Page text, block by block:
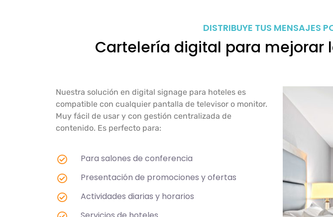
DISTRIBUYE TUS MENSAJES
Cartelería digital para mejorar
Nuestra solución en digital signage para hoteles es
compatible con cualquier pantalla de televisor o monitor.
Muy fácil de usar y con gestión centralizada de
contenido. Es perfecto para:
Para salones de conferencia
Presentación de promociones y ofertas
Actividades diarias y horarios